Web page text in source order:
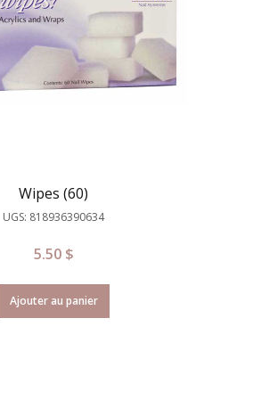
Wipes (60)
UGS: 818936390634
5.50 $
Ajouter au panier